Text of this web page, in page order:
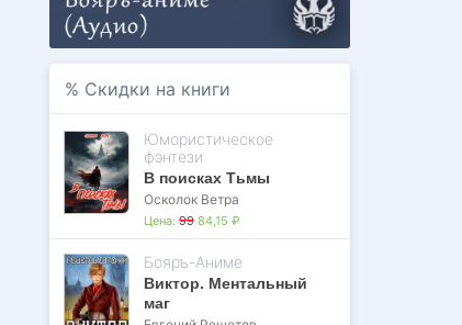
% Скидки на книги
Юмористическое
фэнтези
В поисках Тьмы
Осколок Ветра
Цена: 99 84,15 ₽
Бояръ-Аниме
Виктор. Ментальный
маг